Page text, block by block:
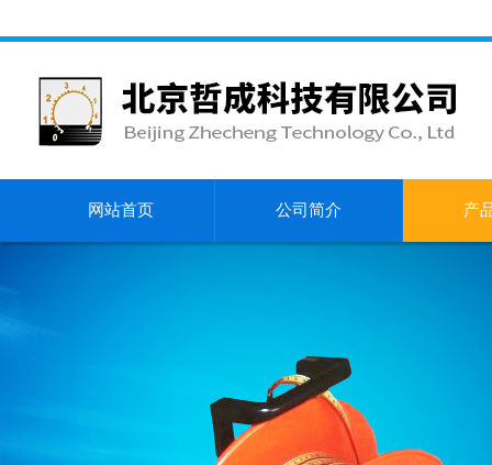
网站首页 公司简介 产